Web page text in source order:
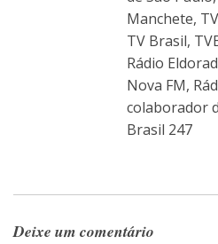
Manchete,
TV Brasil,
Rádio
Nova FM,
colaborador
Brasil 247
Deixe um comentário